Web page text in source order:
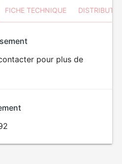
FICHE TECHNIQUE
pour plus de